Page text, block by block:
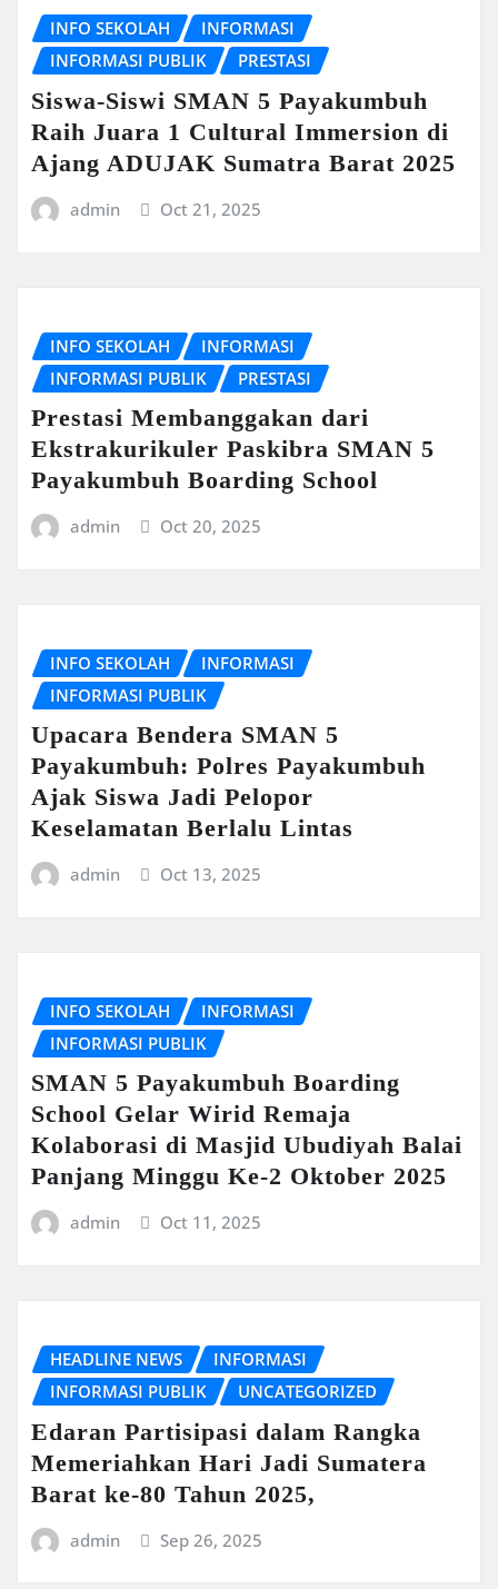
INFO SEKOLAH
INFORMASI
INFORMASI PUBLIK
PRESTASI
Siswa-Siswi SMAN 5 Payakumbuh
Raih Juara 1 Cultural Immersion di
Ajang ADUJAK Sumatra Barat 2025
admin Oct 21, 2025
INFO SEKOLAH
INFORMASI
INFORMASI PUBLIK
PRESTASI
Prestasi Membanggakan dari
Ekstrakurikuler Paskibra SMAN 5
Payakumbuh Boarding School
admin Oct 20, 2025
INFO SEKOLAH
INFORMASI
INFORMASI PUBLIK
Upacara Bendera SMAN 5
Payakumbuh: Polres Payakumbuh
Ajak Siswa Jadi Pelopor
Keselamatan Berlalu Lintas
admin Oct 13, 2025
INFO SEKOLAH
INFORMASI
INFORMASI PUBLIK
SMAN 5 Payakumbuh Boarding
School Gelar Wirid Remaja
Kolaborasi di Masjid Ubudiyah Balai
Panjang Minggu Ke-2 Oktober 2025
admin Oct 11, 2025
HEADLINE NEWS
INFORMASI
INFORMASI PUBLIK
UNCATEGORIZED
Edaran Partisipasi dalam Rangka
Memeriahkan Hari Jadi Sumatera
Barat ke-80 Tahun 2025,
admin Sep 26, 2025